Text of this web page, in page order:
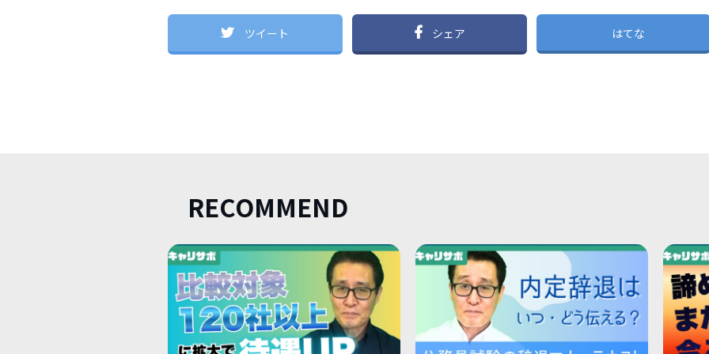
ツイート シェア はてな
RECOMMEND